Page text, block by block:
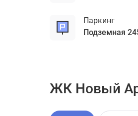
Паркинг
подземная
ЖК Новый